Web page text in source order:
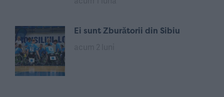
Ei sunt Zburătorii din Sibiu